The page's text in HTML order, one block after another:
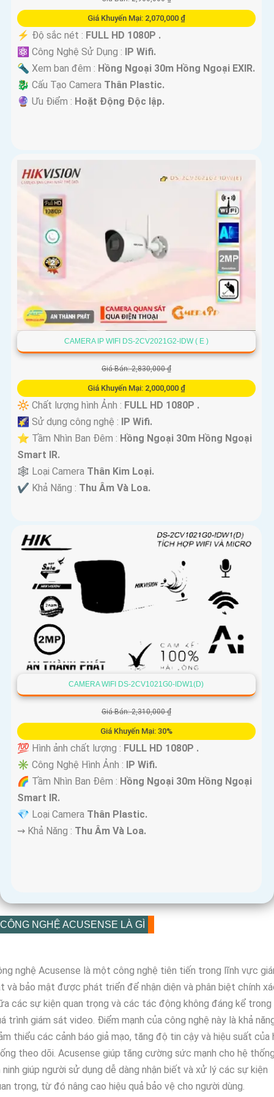
Giá Khuyến Mại: 2,070,000 ₫
️⚡ Độ sắc nét : FULL HD 1080P .
⚛️ Công Nghệ Sử Dụng :
IP Wifi.
🔦 Xem ban đêm : Hồng Ngoại 30m Hồng Ngoại EXIR.
🐉️ Cấu Tạo Camera Thân Plastic.
️🔮 Ưu Điểm : Hoặt Động Độc lập.
CAMERA IP WIFI DS-2CV2021G2-IDW ( E )
Giá Bán: 2,830,000 ₫
Giá Khuyến Mại: 2,000,000 ₫
🔆 Chất lượng hình Ảnh : FULL HD 1080P .
🌠 Sử dụng công nghệ :
IP Wifi.
⭐ Tầm Nhìn Ban Đêm : Hồng Ngoại 30m Hồng Ngoại
Smart IR.
🕸️ Loại Camera Thân Kim Loại.
️✔️ Khả Năng : Thu Âm Và Loa.
CAMERA WIFI DS-2CV1021G0-IDW1(D)
Giá Bán: 2,310,000 ₫
Giá Khuyến Mại: 30%
💯 Hình ảnh chất lượng : FULL HD 1080P .
✳️ Công Nghệ Hình Ảnh : IP Wifi.
🌈 Tầm Nhìn Ban Đêm : Hồng Ngoại 30m Hồng Ngoại
Smart IR.
💎 Loại Camera Thân Plastic.
️⇝ Khả Năng : Thu Âm Và Loa.
CÔNG NGHỆ ACUSENSE LÀ GÌ
nghệ Acusense là một công nghệ tiên tiến trong lĩnh vực
và bảo mật được phát triển để nhận diện và phân biệt chính
các sự kiện quan trọng và các tác động không đáng kể trong
trình giám sát video. Điểm mạnh của công nghệ này là khả
thiểu các cảnh báo giả mạo, tăng độ tin cậy và hiệu suất của
theo dõi. Acusense giúp tăng cường sức mạnh cho hệ
ninh giúp người sử dụng dễ dàng nhận biết và xử lý các sự kiện
trọng, từ đó nâng cao hiệu quả bảo vệ cho người dùng.